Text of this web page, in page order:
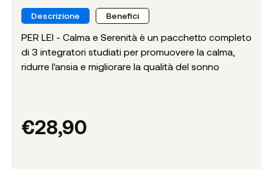
Descrizione Benefici
PER LEI - Calma e Serenità è un pacchetto completo
di 3 integratori studiati per promuovere la calma,
ridurre l'ansia e migliorare la qualità del sonno
€28,90